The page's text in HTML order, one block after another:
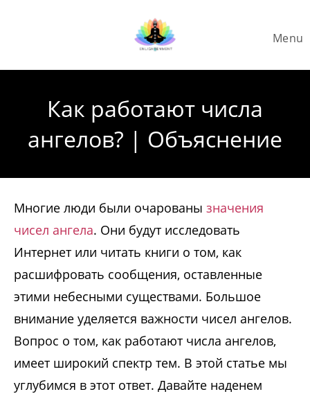
Menu
Как работают числа
ангелов? | Объяснение
Многие люди были очарованы значения
чисел ангела. Они будут исследовать
Интернет или читать книги о том, как
расшифровать сообщения, оставленные
этими небесными существами. Большое
внимание уделяется важности чисел ангелов.
Вопрос о том, как работают числа ангелов,
имеет широкий спектр тем. В этой статье мы
углубимся в этот ответ. Давайте наденем